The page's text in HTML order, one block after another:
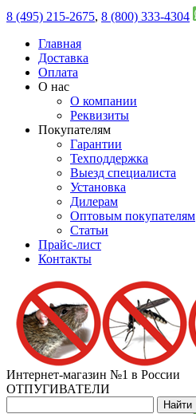
8 (495) 215-2675, 8 (800) 333-4304
Главная
Доставка
Оплата
О нас
О компании
Реквизиты
Покупателям
Гарантии
Техподдержка
Выезд специалиста
Установка
Дилерам
Оптовым покупателям
Статьи
Прайс-лист
Контакты
Интернет-магазин №1 в России
ОТПУГИВАТЕЛИ